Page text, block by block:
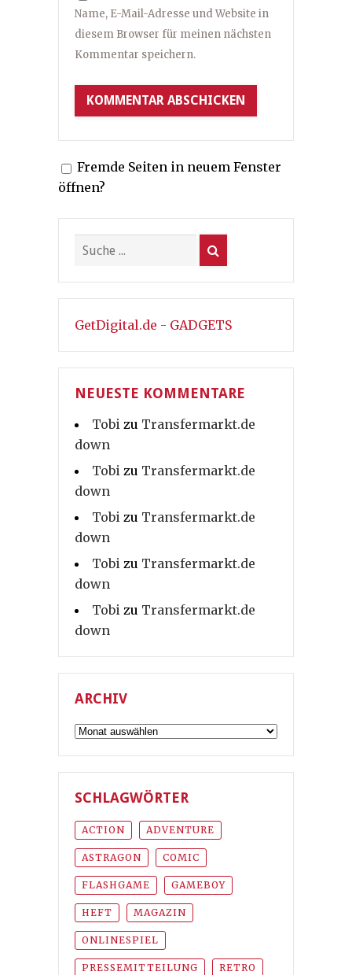
Name, E-Mail-Adresse und Website in
diesem Browser für meinen nächsten
Kommentar speichern.
Fremde Seiten in neuem Fenster
öffnen?
GetDigital.de - GADGETS
NEUESTE KOMMENTARE
Tobi zu Transfermarkt.de
down
Tobi zu Transfermarkt.de
down
Tobi zu Transfermarkt.de
down
Tobi zu Transfermarkt.de
down
Tobi zu Transfermarkt.de
down
ARCHIV
Archiv
SCHLAGWÖRTER
ACTION ADVENTURE
ASTRAGON COMIC
FLASHGAME GAMEBOY
HEFT MAGAZIN
ONLINESPIEL
PRESSEMITTEILUNG RETRO